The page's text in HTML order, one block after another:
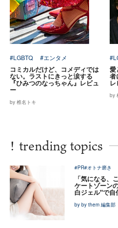
#LGBTQ #エンタメ
コミカルだけど、コメディでは
ない。ラストにきっと涙する
『ひみつのなっちゃん』レビュ
ー
by 椎名トキ
愛
者
by
! trending topics
#PR#オトナ磨き
「気になる、
ケートゾーン
白ジェル"で自
by by them 編集部